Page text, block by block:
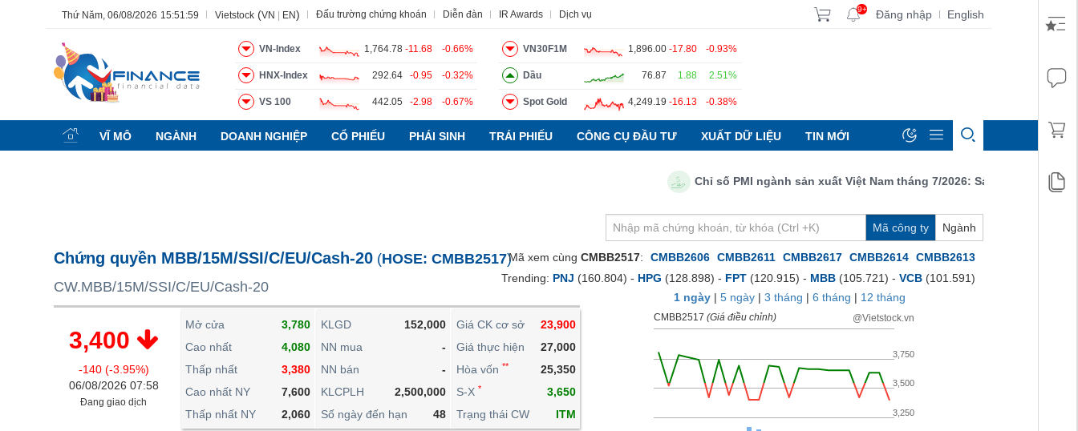
Thứ Năm, 06/08/2026 15:52:00 Vietstock (VN EN) Đấu trường chứng khoán Diễn đàn IR Awards Dịch vụ 9+ Đăng nhập | English
VN-Index 1,764.78 -11.68 -0.66%
HNX-Index 292.64 -0.95 -0.32%
VS 100 442.05 -2.98 -0.67%
VN30F1M 1,896.00 -17.80 -0.93%
Dầu 76.87 1.88 2.51%
Spot Gold 4,249.19 -16.13 -0.38%
VĨ MÔ NGÀNH DOANH NGHIỆP CỔ PHIẾU PHÁI SINH TRÁI PHIẾU CÔNG CỤ ĐẦU TƯ XUẤT DỮ LIỆU TIN MỚI
Chỉ số PMI ngành sản xuất Việt Nam tháng 7/2026: Sản lượng, số lượng
Mã công ty Ngành
Chứng quyền MBB/15M/SSI/C/EU/Cash-20 (HOSE: CMBB2517)
CW.MBB/15M/SSI/C/EU/Cash-20
3,400
-140 (-3.95%)
06/08/2026 07:58
Đang giao dịch
Mở cửa
3,780
Cao nhất
4,080
Thấp nhất
3,380
Cao nhất NY
7,600
Thấp nhất NY
2,060
KLGD
152,000
NN mua
-
NN bán
-
KLCPLH
2,500,000
Số ngày đến hạn
48
Giá CK cơ sở
23,900
Giá thực hiện
27,000
Hòa vốn **
25,350
S-X *
3,650
Trạng thái CW
ITM
Mã xem cùng CMBB2517: CMBB2606 CMBB2611 CMBB2617 CMBB2614 CMBB2613
Trending: PNJ (160.804) - HPG (128.898) - FPT (120.915) - MBB (105.721) - VCB (101.591)
1 ngày | 5 ngày | 3 tháng | 6 tháng | 12 tháng
CMBB2517 (Giá điều chỉnh) @Vietstock.vn
3,250
3,500
3,750
Tính năng Ngành Mã chứng khoán Lãnh đạo Tin tức Báo cáo phân tích Thuật ngữ Dịch vụ
BẤT ĐỘNG SẢN
TÀI CHÍNH
KINH TẾ
THẾ GIỚI
ĐÔNG DƯƠNG
PHÁI SINH
TRÁI PHIẾU
CÔNG CỤ ĐẦU TƯ
XUẤT DỮ LIỆU
TIN MỚI